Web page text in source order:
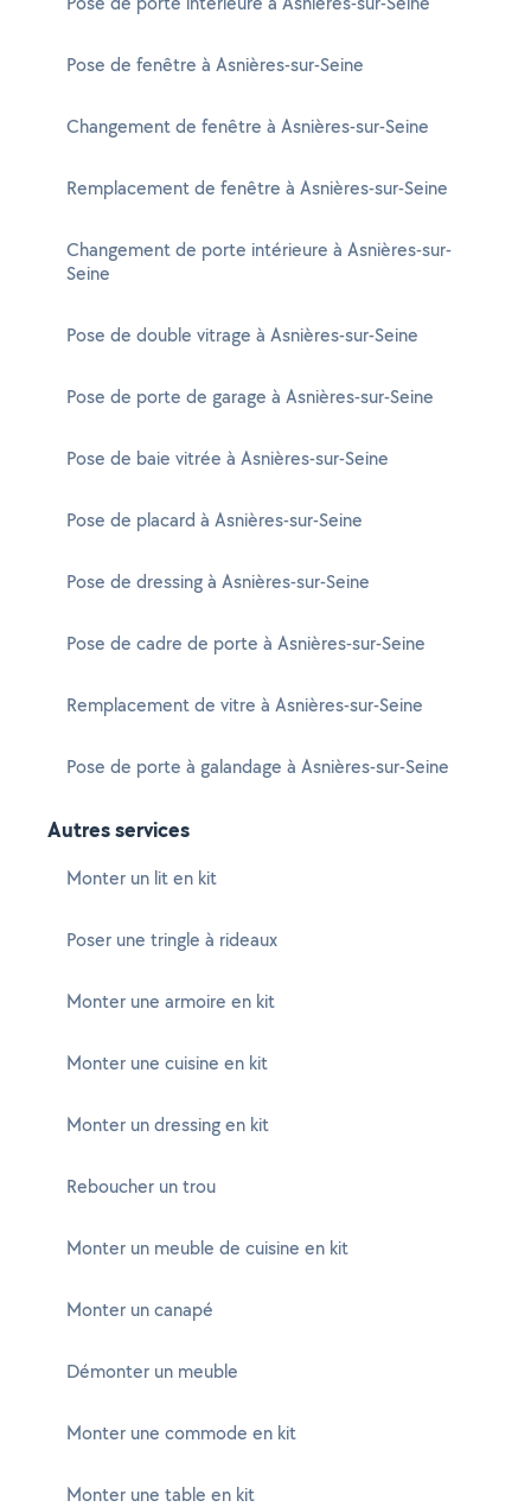
Pose de fenêtre à Asnières-sur-Seine
Changement de fenêtre à Asnières-sur-Seine
Remplacement de fenêtre à Asnières-sur-Seine
Changement de porte intérieure à Asnières-sur-
Seine
Pose de double vitrage à Asnières-sur-Seine
Pose de porte de garage à Asnières-sur-Seine
Pose de baie vitrée à Asnières-sur-Seine
Pose de placard à Asnières-sur-Seine
Pose de dressing à Asnières-sur-Seine
Pose de cadre de porte à Asnières-sur-Seine
Remplacement de vitre à Asnières-sur-Seine
Pose de porte à galandage à Asnières-sur-Seine
Autres services
Monter un lit en kit
Poser une tringle à rideaux
Monter une armoire en kit
Monter une cuisine en kit
Monter un dressing en kit
Reboucher un trou
Monter un meuble de cuisine en kit
Monter un canapé
Démonter un meuble
Monter une commode en kit
Monter une table en kit